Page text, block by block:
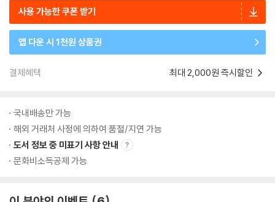
사용 가능한 쿠폰 받기
앱 다운 시 1천원 상품권
결제혜택 최대 2,000원 즉시할인
국내배송만 가능
해외 거래처 사정에 의하여 품절/지연 가능
도서 정보 중 미표기 사항 안내
문화비소득공제 가능